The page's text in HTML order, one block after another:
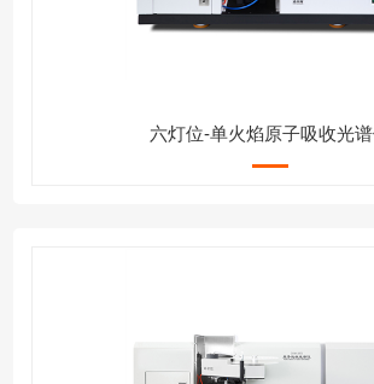
六灯位-单火焰原子吸收光